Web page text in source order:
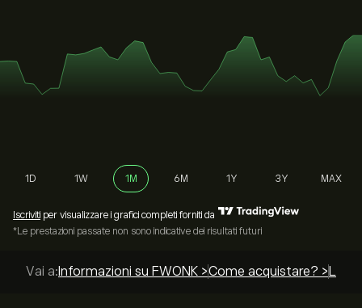
1D 1W 1M 6M 1Y 3Y MAX
Iscriviti per visualizzare i grafici completi forniti da
*Le prestazioni passate non sono indicative dei risultati futuri
Vai a: Informazioni su FWONK >Come acquistare? > Le